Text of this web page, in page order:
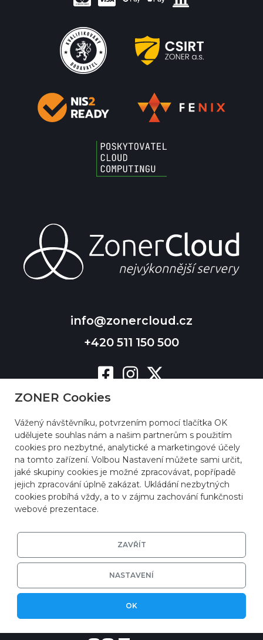
info@zonercloud.cz
+420 511 150 500
EFRR
|Nastavení cookies
ZONER Cookies
Vážený návštěvníku, potvrzením pomocí tlačítka OK
udělujete souhlas nám a našim partnerům s použitím
cookies pro nezbytné, analytické a marketingové účely
na tomto zařízení. Volbou Nastavení můžete sami určit,
jaké skupiny cookies je možné zpracovávat, popřípadě
jejich zpracování úplně zakázat. Ukládání nezbytných
cookies probíhá vždy, a to v zájmu zachování funkčnosti
webové prezentace.
ZAVŘÍT
NASTAVENÍ
OK